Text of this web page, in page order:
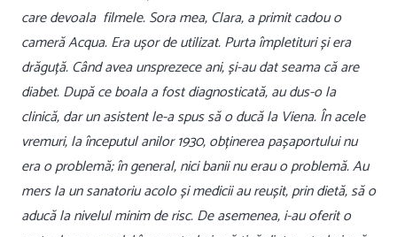
care devoala filmele. Sora mea, Clara, a primit cadou o
cameră Acqua. Era ușor de utilizat. Purta împletituri și era
drăguță. Când avea unsprezece ani, și-au dat seama că are
diabet. După ce boala a fost diagnosticată, au dus-o la
clinică, dar un asistent le-a spus să o ducă la Viena. În acele
vremuri, la începutul anilor 1930, obținerea pașaportului nu
era o problemă; în general, nici banii nu erau o problemă. Au
mers la un sanatoriu acolo și medicii au reușit, prin dietă, să o
aducă la nivelul minim de risc. De asemenea, i-au oferit o